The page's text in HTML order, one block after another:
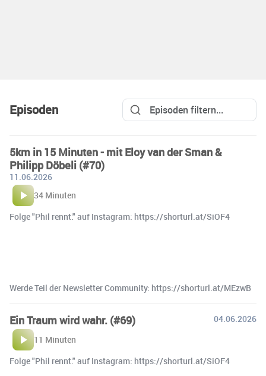
Episoden
5km in 15 Minuten - mit Eloy van der Sman &
Philipp Döbeli (#70)
11.06.2026
34 Minuten
Folge "Phil rennt." auf Instagram: https://shorturl.at/SiOF4
Werde Teil der Newsletter Community: https://shorturl.at/MEzwB
Ein Traum wird wahr. (#69)
04.06.2026
11 Minuten
Folge "Phil rennt." auf Instagram: https://shorturl.at/SiOF4